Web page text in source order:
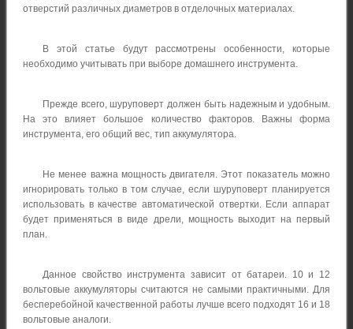
отверстий различных диаметров в отделочных материалах.
В этой статье будут рассмотрены особенности, которые
необходимо учитывать при выборе домашнего инструмента.
Прежде всего, шуруповерт должен быть надежным и удобным.
На это влияет большое количество факторов. Важны форма
инструмента, его общий вес, тип аккумулятора.
Не менее важна мощность двигателя. Этот показатель можно
игнорировать только в том случае, если шуруповерт планируется
использовать в качестве автоматической отвертки. Если аппарат
будет применяться в виде дрели, мощность выходит на первый
план.
Данное свойство инструмента зависит от батареи. 10 и 12
вольтовые аккумуляторы считаются не самыми практичными. Для
бесперебойной качественной работы лучше всего подходят 16 и 18
вольтовые аналоги.